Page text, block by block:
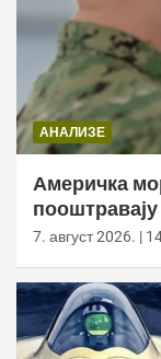
АНАЛИЗЕ
Америчка
дозволе за
7. август 2026. |